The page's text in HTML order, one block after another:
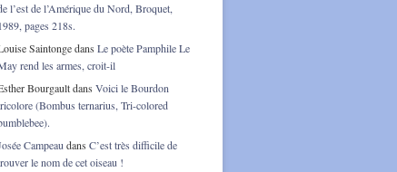
l’est de l’Amérique du Nord, Broquet,
1989, pages 218s.
Saintongedans Le poète Pamphile Le
rend les armes, croit-il
Bourgaultdans Voici le Bourdon
(Bombus ternarius, Tri-colored
Campeau dans C’est très difficile de
le nom de cet oiseau !